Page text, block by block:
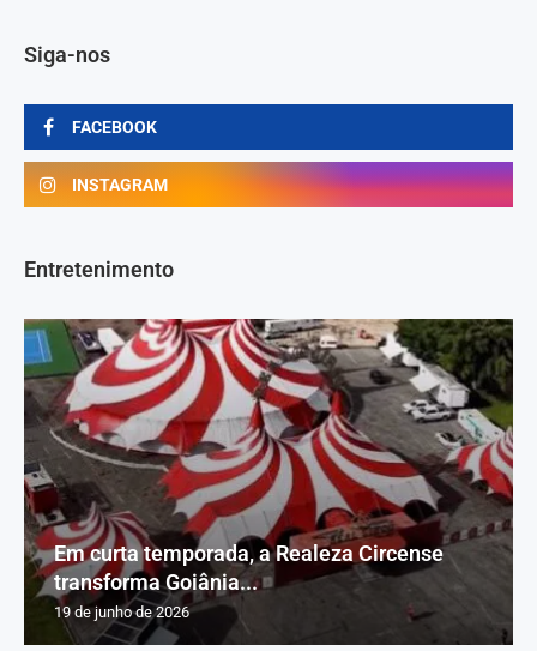
Siga-nos
FACEBOOK
INSTAGRAM
Entretenimento
Em curta temporada, a Realeza Circense
transforma Goiânia...
19 de junho de 2026